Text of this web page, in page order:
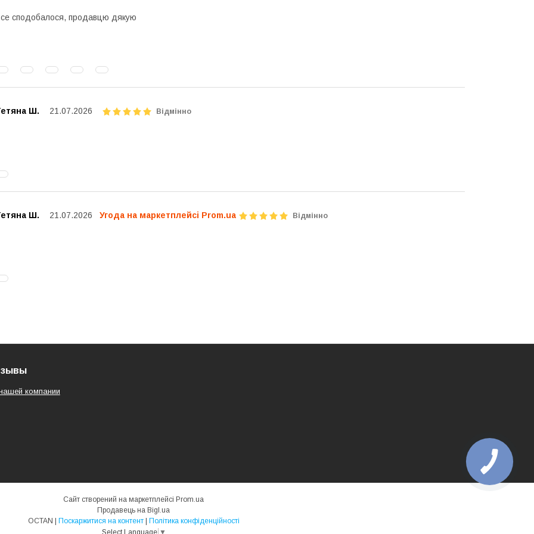
сподобалося, продавцю дякую
Ш. 21.07.2026 Відмінно
Ш. 21.07.2026 Угода на маркетплейсі Prom.ua Відмінно
компании
Сайт створений на маркетплейсі Prom.ua
Продавець на Bigl.ua
Поскаржитися на контент
Політика конфіденційності
Select Language ▼